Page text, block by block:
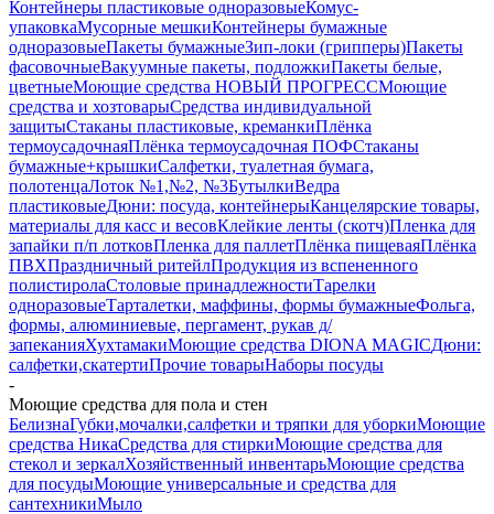
Контейнеры пластиковые одноразовыеКомус-
упаковкаМусорные мешкиКонтейнеры бумажные
одноразовыеПакеты бумажныеЗип-локи (грипперы)Пакеты
фасовочныеВакуумные пакеты, подложкиПакеты белые,
цветныеМоющие средства НОВЫЙ ПРОГРЕССМоющие
средства и хозтоварыСредства индивидуальной
защитыСтаканы пластиковые, креманкиПлёнка
термоусадочнаяПлёнка термоусадочная ПОФСтаканы
бумажные+крышкиСалфетки, туалетная бумага,
полотенцаЛоток №1,№2, №3БутылкиВедра
пластиковыеДюни: посуда, контейнерыКанцелярские товары,
материалы для касс и весовКлейкие ленты (скотч)Пленка для
запайки п/п лотковПленка для паллетПлёнка пищеваяПлёнка
ПВХПраздничный ритейлПродукция из вспененного
полистиролаСтоловые принадлежностиТарелки
одноразовыеТарталетки, маффины, формы бумажныеФольга,
формы, алюминиевые, пергамент, рукав д/
запеканияХухтамакиМоющие средства DIONA MAGICДюни:
салфетки,скатертиПрочие товарыНаборы посуды
-
Моющие средства для пола и стен
БелизнаГубки,мочалки,салфетки и тряпки для уборкиМоющие
средства НикаСредства для стиркиМоющие средства для
стекол и зеркалХозяйственный инвентарьМоющие средства
для посудыМоющие универсальные и средства для
сантехникиМыло